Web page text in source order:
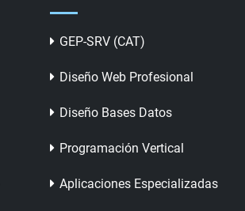
GEP-SRV (CAT)
Diseño Web Profesional
Diseño Bases Datos
Programación Vertical
Aplicaciones Especializadas